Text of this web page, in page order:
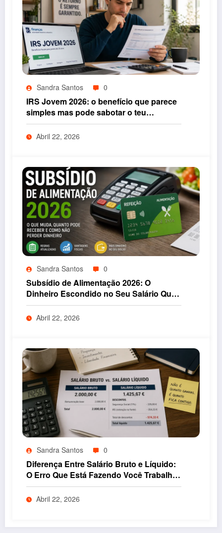
Sandra Santos 0
IRS Jovem 2026: o benefício que parece
simples mas pode sabotar o teu
rendimento se não entenderes isto
Abril 22, 2026
Sandra Santos 0
Subsídio de Alimentação 2026: O
Dinheiro Escondido no Seu Salário Que
o Estado Não Quer Que Você Entenda
Abril 22, 2026
Sandra Santos 0
Diferença Entre Salário Bruto e Líquido:
O Erro Que Está Fazendo Você Trabalhar
Mais e Ganhar Menos
Abril 22, 2026